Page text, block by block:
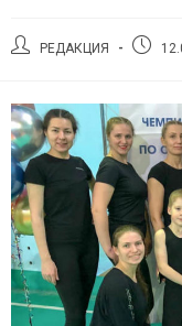
АвторРЕДАКЦИЯ
Запись